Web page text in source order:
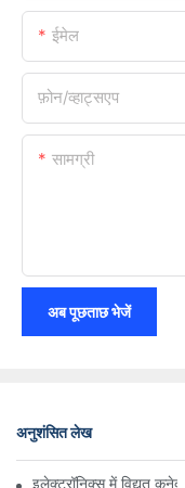
ईमेल
फ़ोन/व्हाट्सएप
सामग्री
अब पूछताछ भेजें
अनुशंसित लेख
इलेक्ट्रॉनिक्स में विद्युत